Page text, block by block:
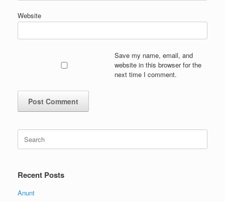
Website
Save my name, email, and
website in this browser for the
next time I comment.
for:
Recent Posts
Anunt